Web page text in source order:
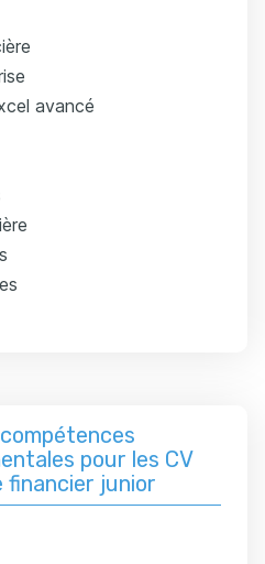
avancé
pour les CV
financier junior